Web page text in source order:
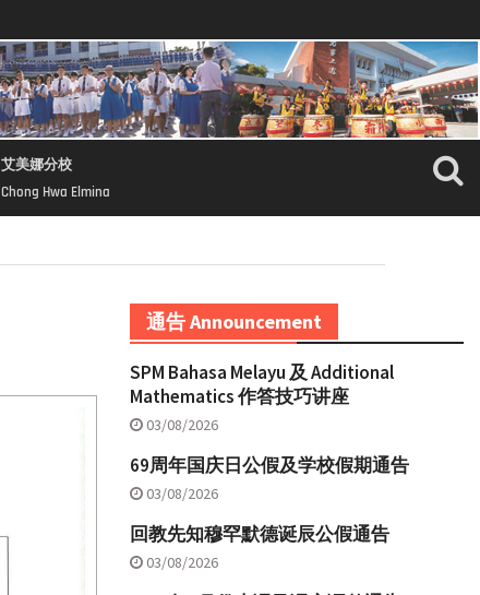
艾美娜分校
Chong Hwa Elmina
通告 Announcement
SPM Bahasa Melayu 及 Additional
Mathematics 作答技巧讲座
03/08/2026
69周年国庆日公假及学校假期通告
03/08/2026
回教先知穆罕默德诞辰公假通告
03/08/2026